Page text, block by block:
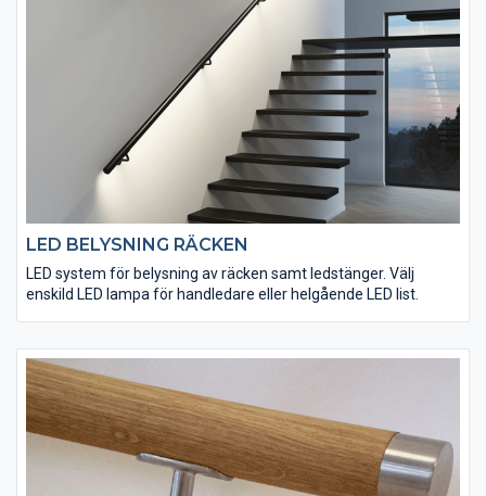
LED BELYSNING RÄCKEN
LED system för belysning av räcken samt ledstänger. Välj
enskild LED lampa för handledare eller helgående LED list.